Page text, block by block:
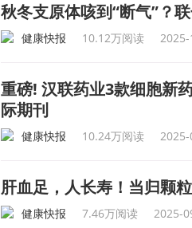
秋冬支原体咳到“断气”？
健康快报 10.12万阅读
重磅! 汉联药业3款细胞新
际期刊
健康快报 10.24万阅读
肝血足，人长寿！当归颗
健康快报 7.46万阅读 2025-